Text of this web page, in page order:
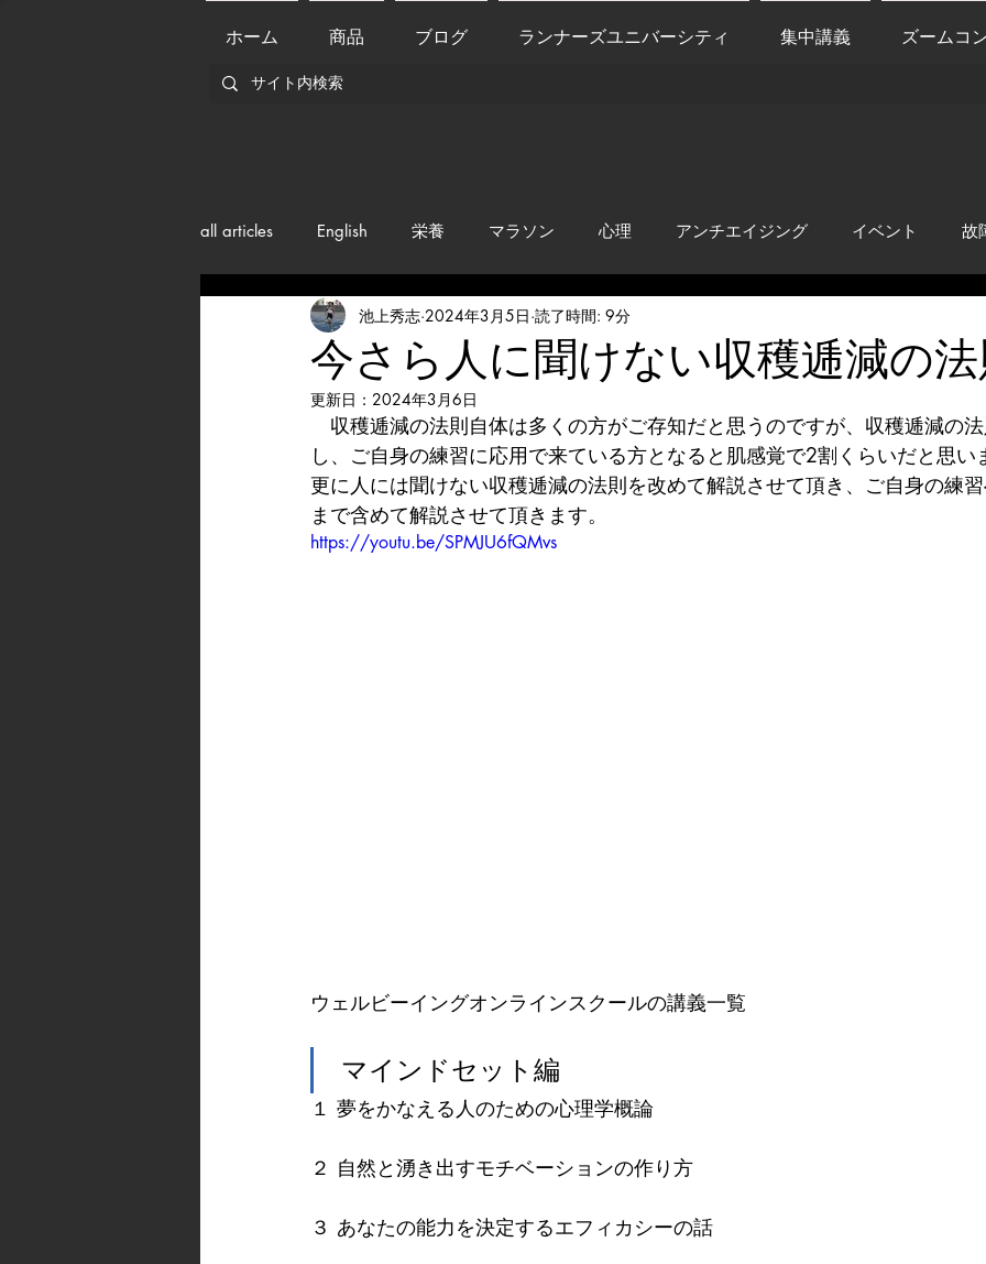
ホーム 商品 ブログ ランナーズユニバーシティ 集中講義 ズームコ
all articles English 栄養 マラソン 心理 アンチエイジング イベント 故
メンバー紹介 Nutrition anti-inflammation
health mamagement
今さら人に聞けない収穫逓減の
池上秀志 2024年3月5日 読了時間: 9分
更新日： 2024年3月6日
収穫逓減の法則自体は多くの方がご存知だと思うのですが、収穫逓減の
し、ご自身の練習に応用で来ている方となると肌感覚で2割くらいだと思い
更に人には聞けない収穫逓減の法則を改めて解説させて頂き、ご自身の練
まで含めて解説させて頂きます。
https://youtu.be/SPMJU6fQMvs
ウェルビーイングオンラインスクールの講義一覧
マインドセット編
１ 夢をかなえる人のための心理学概論
２ 自然と湧き出すモチベーションの作り方
３ あなたの能力を決定するエフィカシーの話